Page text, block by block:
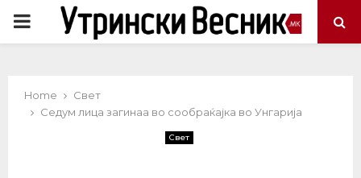
PRIMARY
Home
Свет
Седум лица загинаа во сообраќајка во Унгарија
Свет